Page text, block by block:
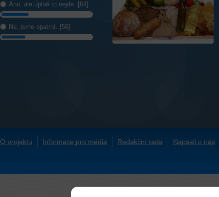
Ano, ale úplně to nejde. [64]
Ne, jsme opatrní. [56]
O projektu Informace pro média Redakční rada Napsali o nás